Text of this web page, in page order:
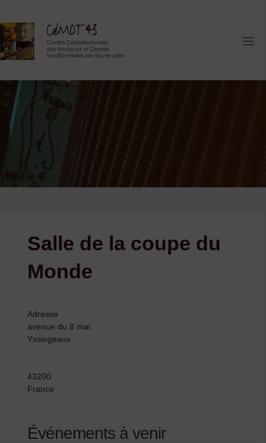
content
Salle de la coupe du
Monde
Adresse
avenue du 8 mai
Yssingeaux
43200
France
Événements à venir